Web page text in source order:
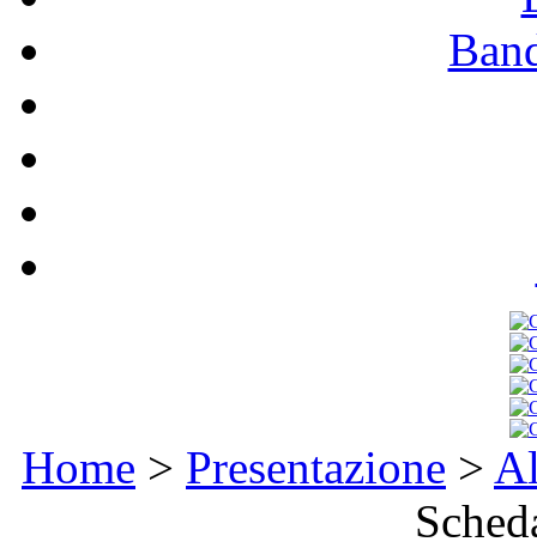
Home > Presentazione >